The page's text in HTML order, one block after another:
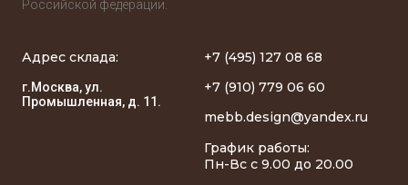
Российской федерации.
Адрес склада:
г.Москва, ул.
Промышленная, д. 11.
+7 (495) 127 08 68
+7 (910) 779 06 60
mebb.design@yandex.ru
График работы:
Пн-Вс с 9.00 до 20.00